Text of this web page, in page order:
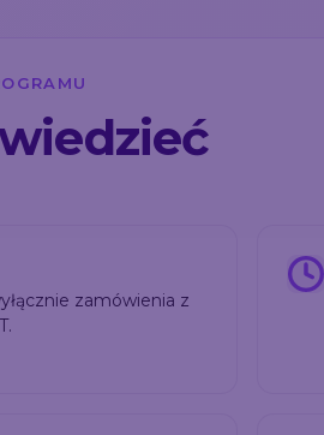
zamówienia z